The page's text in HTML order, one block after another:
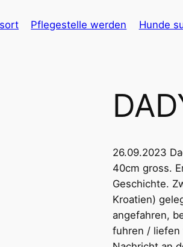
Pflegestelle werden Hunde
26.09.2023
40cm gross.
Geschichte.
Kroatien)
angefahren,
fuhren / liefen